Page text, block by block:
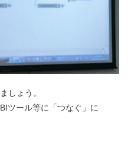
しょう。
ツール等に「つなぐ」に